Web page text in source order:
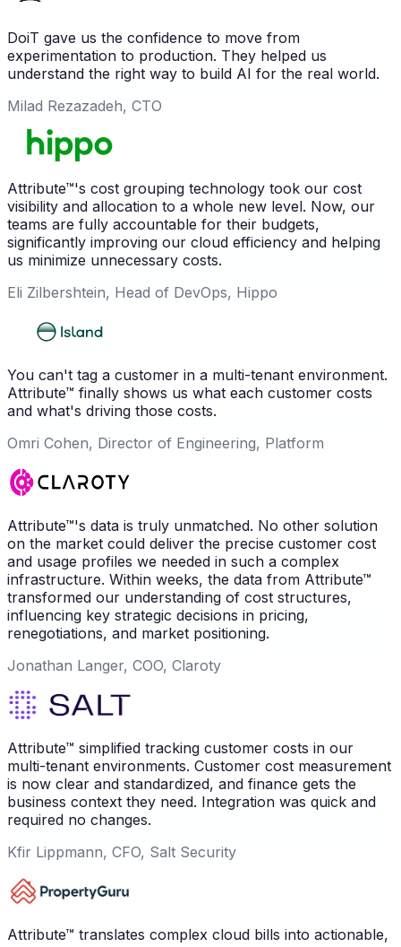
DoiT gave us the confidence to move from
experimentation to production. They helped us
understand the right way to build AI for the real world.
Milad Rezazadeh, CTO
Attribute™'s cost grouping technology took our cost
visibility and allocation to a whole new level. Now, our
teams are fully accountable for their budgets,
significantly improving our cloud efficiency and helping
us minimize unnecessary costs.
Eli Zilbershtein, Head of DevOps, Hippo
You can't tag a customer in a multi-tenant environment.
Attribute™ finally shows us what each customer costs
and what's driving those costs.
Omri Cohen, Director of Engineering, Platform
Attribute™'s data is truly unmatched. No other solution
on the market could deliver the precise customer cost
and usage profiles we needed in such a complex
infrastructure. Within weeks, the data from Attribute™
transformed our understanding of cost structures,
influencing key strategic decisions in pricing,
renegotiations, and market positioning.
Jonathan Langer, COO, Claroty
Attribute™ simplified tracking customer costs in our
multi-tenant environments. Customer cost measurement
is now clear and standardized, and finance gets the
business context they need. Integration was quick and
required no changes.
Kfir Lippmann, CFO, Salt Security
Attribute™ translates complex cloud bills into actionable,